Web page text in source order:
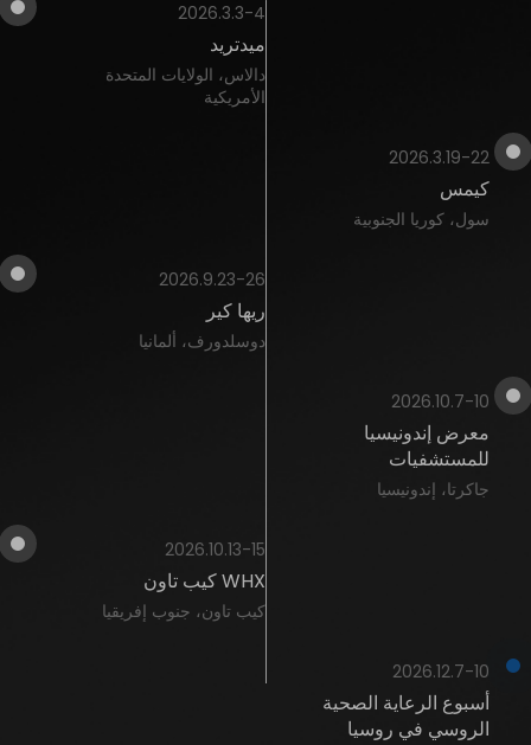
2026.3.3-4
ميدتريد
دالاس، الولايات المتحدة
الأمريكية
2026.3.19-22
كيمس
سول، كوريا الجنوبية
2026.9.23-26
ريها كير
دوسلدورف، ألمانيا
2026.10.7-10
معرض إندونيسيا
للمستشفيات
جاكرتا، إندونيسيا
2026.10.13-15
WHX كيب تاون
كيب تاون، جنوب إفريقيا
2026.12.7-10
أسبوع الرعاية الصحية
الروسي في روسيا